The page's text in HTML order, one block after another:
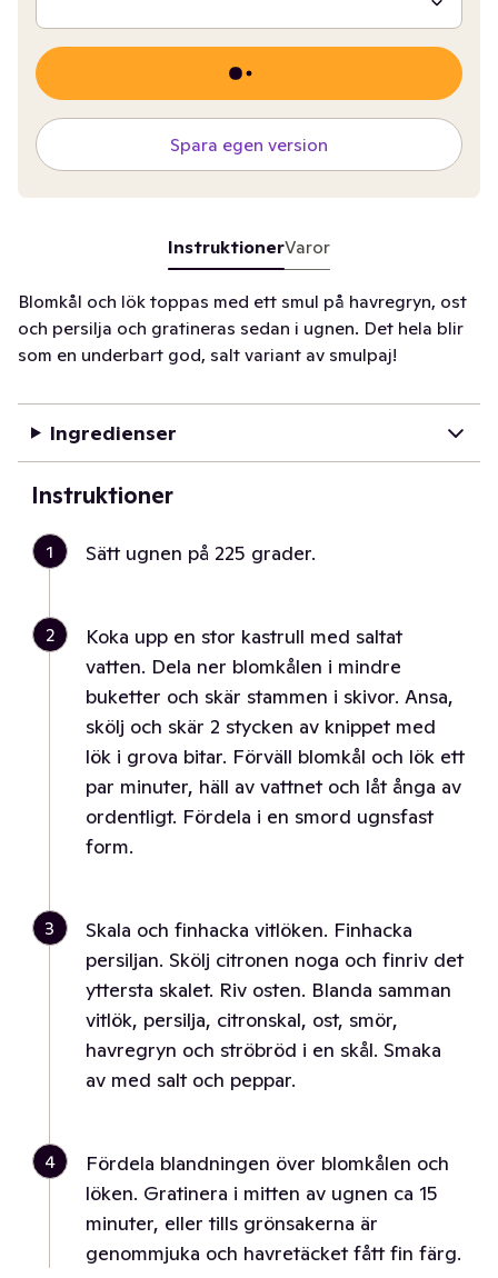
Spara egen version
InstruktionerVaror
Blomkål och lök toppas med ett smul på havregryn, ost
och persilja och gratineras sedan i ugnen. Det hela blir
som en underbart god, salt variant av smulpaj!
Ingredienser
Instruktioner
1 Sätt ugnen på 225 grader.
2
Koka upp en stor kastrull med saltat
vatten. Dela ner blomkålen i mindre
buketter och skär stammen i skivor. Ansa,
skölj och skär 2 stycken av knippet med
lök i grova bitar. Förväll blomkål och lök ett
par minuter, häll av vattnet och låt ånga av
ordentligt. Fördela i en smord ugnsfast
form.
3
Skala och finhacka vitlöken. Finhacka
persiljan. Skölj citronen noga och finriv det
yttersta skalet. Riv osten. Blanda samman
vitlök, persilja, citronskal, ost, smör,
havregryn och ströbröd i en skål. Smaka
av med salt och peppar.
4
Fördela blandningen över blomkålen och
löken. Gratinera i mitten av ugnen ca 15
minuter, eller tills grönsakerna är
genommjuka och havretäcket fått fin färg.